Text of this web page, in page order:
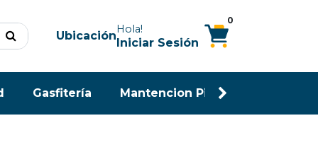
UbicaciónHola!
Iniciar Sesión
0
Gasfitería Mantencion Piscina